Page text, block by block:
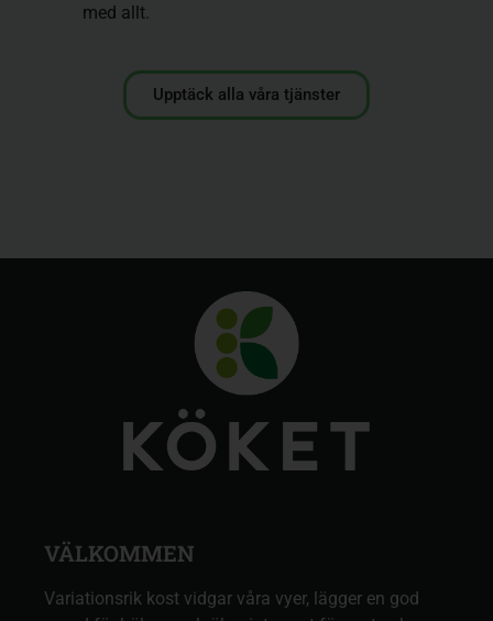
med allt.
Upptäck alla våra tjänster
VÄLKOMMEN
Variationsrik kost vidgar våra vyer, lägger en god